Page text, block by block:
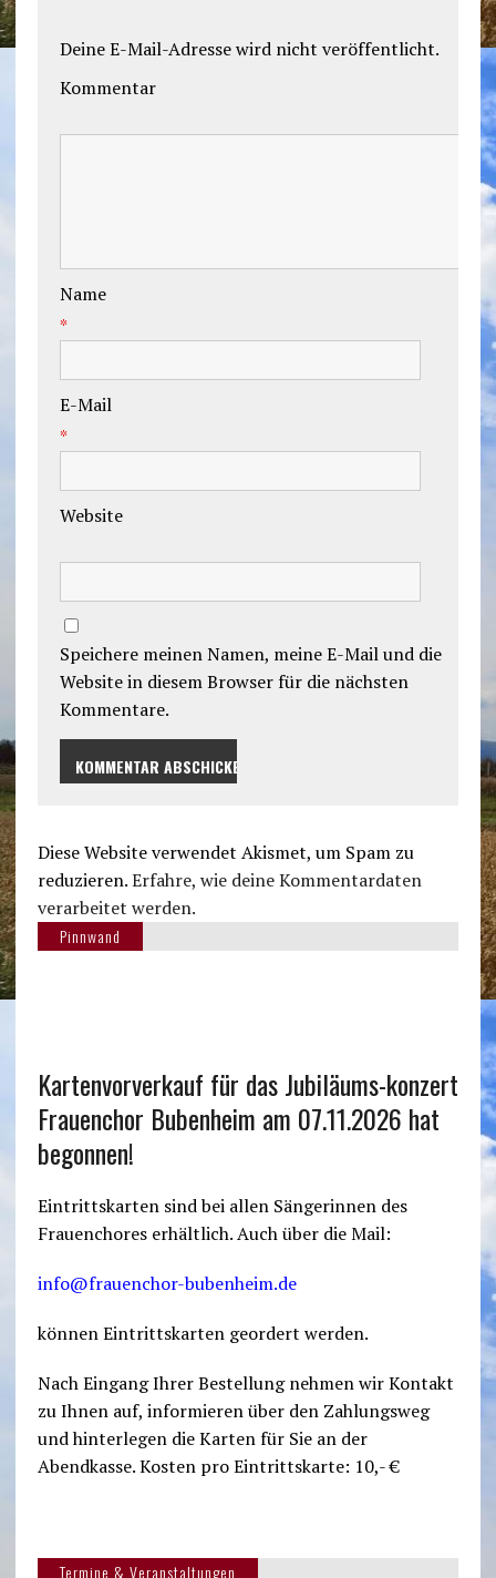
Deine E-Mail-Adresse wird nicht veröffentlicht.
Kommentar
Name
*
E-Mail
*
Website
Speichere meinen Namen, meine E-Mail und die
Website in diesem Browser für die nächsten
Kommentare.
Diese Website verwendet Akismet, um Spam zu
reduzieren.Erfahre, wie deine Kommentardaten
verarbeitet werden.
Pinnwand
Kartenvorverkauf für das Jubiläums-konzert
Frauenchor Bubenheim am 07.11.2026 hat
begonnen!
Eintrittskarten sind bei allen Sängerinnen des
Frauenchores erhältlich. Auch über die Mail:
info@frauenchor-bubenheim.de
können Eintrittskarten geordert werden.
Nach Eingang Ihrer Bestellung nehmen wir Kontakt
zu Ihnen auf, informieren über den Zahlungsweg
und hinterlegen die Karten für Sie an der
Abendkasse. Kosten pro Eintrittskarte: 10,- €
Termine & Veranstaltungen